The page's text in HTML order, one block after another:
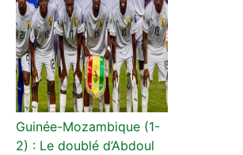
Guinée-Mozambique (1-
2) : Le doublé d’Abdoul